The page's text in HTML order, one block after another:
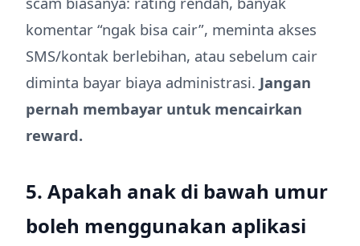
komentar “ngak bisa cair”, meminta akses
SMS/kontak berlebihan, atau sebelum cair
diminta bayar biaya administrasi. Jangan
pernah membayar untuk mencairkan
reward.
5. Apakah anak di bawah umur
boleh menggunakan aplikasi